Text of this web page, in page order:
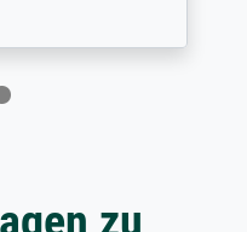
zu